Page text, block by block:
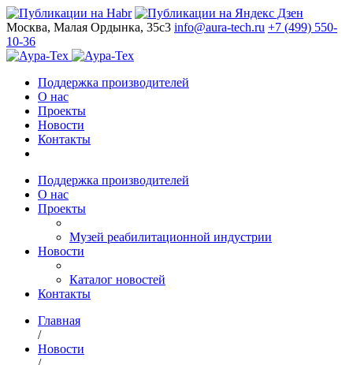
Москва, Малая Ордынка, 35с3 info@aura-tech.ru +7 (499) 550-
10-36
Поддержка производителей
О нас
Проекты
Новости
Контакты
Поддержка производителей
О нас
Проекты
Музей реабилитационной индустрии
Новости
Каталог новостей
Контакты
Главная
/
Новости